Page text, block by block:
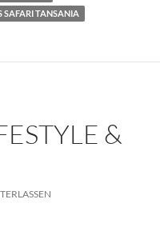
SAFARI TANSANIA
&